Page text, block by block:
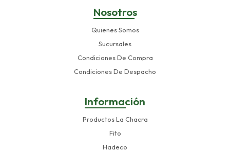
Nosotros
Quienes Somos
Sucursales
Condiciones De Compra
Condiciones De Despacho
Información
Productos La Chacra
Fito
Hadeco